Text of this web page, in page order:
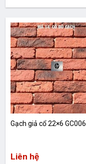
Gạch giả cổ 22×6 GC006
Liên hệ